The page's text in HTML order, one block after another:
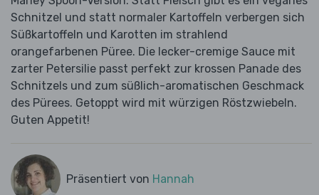
Schnitzel und statt normaler Kartoffeln verbergen sich
Süßkartoffeln und Karotten im strahlend
orangefarbenen Püree. Die lecker-cremige Sauce mit
zarter Petersilie passt perfekt zur krossen Panade des
Schnitzels und zum süßlich-aromatischen Geschmack
des Pürees. Getoppt wird mit würzigen Röstzwiebeln.
Guten Appetit!
Präsentiert von Hannah